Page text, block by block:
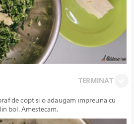
TERMINAT
de copt si o adaugam impreuna cu
bol. Amestecam.